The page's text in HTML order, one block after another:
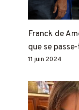
Franck de
que se
11 juin 2024